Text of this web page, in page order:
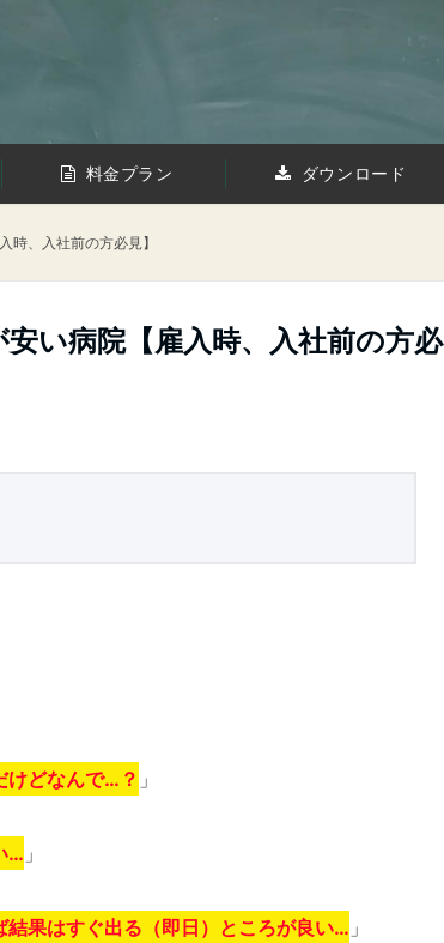
料金プラン ダウンロード
時、入社前の方必見】
い病院【雇入時、入社前の方必
けどなんで…？ 」
… 」
果はすぐ出る（即日）ところが良い… 」